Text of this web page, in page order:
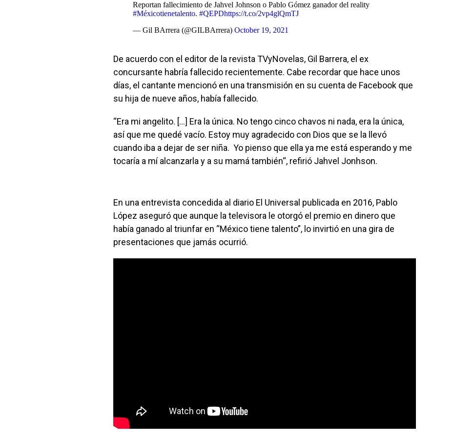
Reportan fallecimiento de Jahvel Johnson o Pablo Gómez ganador del reality
#Méxicotienetalento. #QEPDhttps://t.co/2vp4glQmTJ
— Gil BArrera (@GILBArrera) October 19, 2021
De acuerdo con el editor de la revista TVyNovelas, Gil Barrera, el ex
concursante habría fallecido recientemente. Cabe recordar que hace unos
días, el cantante mencionó en una transmisión en su cuenta de Facebook que
su hija de nueve años, había fallecido.
“Era mi angelito. […] Era la única. No tengo cinco chavos ni nada, era la única,
así que me quedé vacío. Estoy muy agradecido con Dios que se la llevó
cuando iba a dejar de ser niña. Yo pienso que ella ya me está esperando y me
tocaría a mí alcanzarla y a su mamá también“, refirió Jahvel Jonhson.
En una entrevista concedida al diario El Universal publicada en 2016, Pablo
López aseguró que aunque la televisora le otorgó el premio en dinero que
había ganado al triunfar en “México tiene talento”, lo invirtió en una gira de
presentaciones que jamás ocurrió.